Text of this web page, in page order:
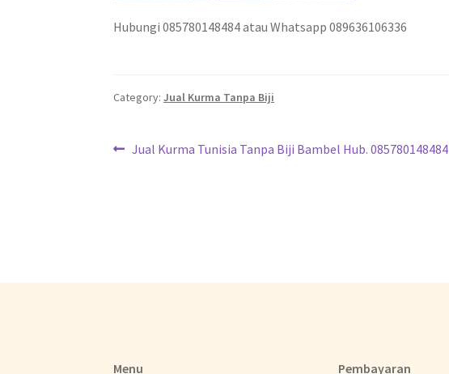
Hubungi 085780148484 atau Whatsapp 089636106336
Category:Jual Kurma Tanpa Biji
Jual Kurma Tunisia Tanpa Biji Bambel Hub. 085780148484
Menu Pembayaran